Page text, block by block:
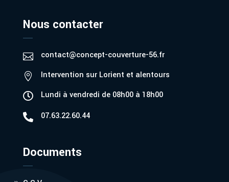
Nous contacter
 contact@concept-couverture-56.fr

Intervention sur Lorient et alentours

Lundi à vendredi de 08h00 à 18h00
 07.63.22.60.44
Documents